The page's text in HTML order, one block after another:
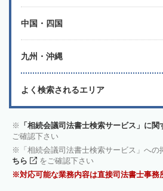
中国・四国
九州・沖縄
よく検索されるエリア
「相続会議司法書士検索サービス」に
ご確認下さい
「相続会議司法書士検索サービス」へ
ちら
をご確認下さい
対応可能な業務内容は直接司法書士事務